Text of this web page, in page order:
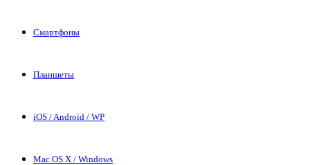
Смартфоны
Планшеты
iOS / Android / WP
Mac OS X / Windows